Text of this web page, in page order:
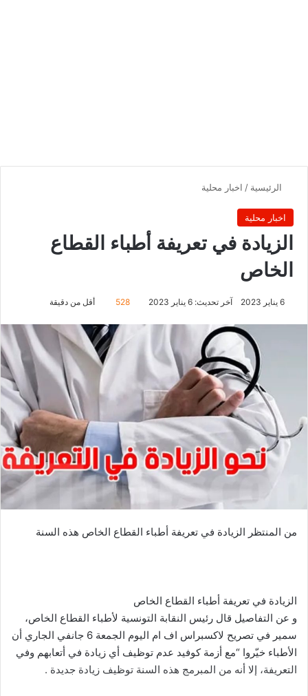
الرئيسية / اخبار محلية
اخبار محلية
الزيادة في تعريفة أطباء القطاع
الخاص
6 يناير 2023 آخر تحديث: 6 يناير 2023 528 أقل من دقيقة
من المنتظر الزيادة في تعريفة أطباء القطاع الخاص هذه السنة
الزيادة في تعريفة أطباء القطاع الخاص
و عن التفاصيل قال رئيس النقابة التونسية لأطباء القطاع الخاص،
سمير في تصريح لاكسبراس اف ام اليوم الجمعة 6 جانفي الجاري أن
الأطباء خيّروا “مع أزمة كوفيد عدم توظيف أي زيادة في أتعابهم وفي
التعريفة، إلا أنه من المبرمج هذه السنة توظيف زيادة جديدة .